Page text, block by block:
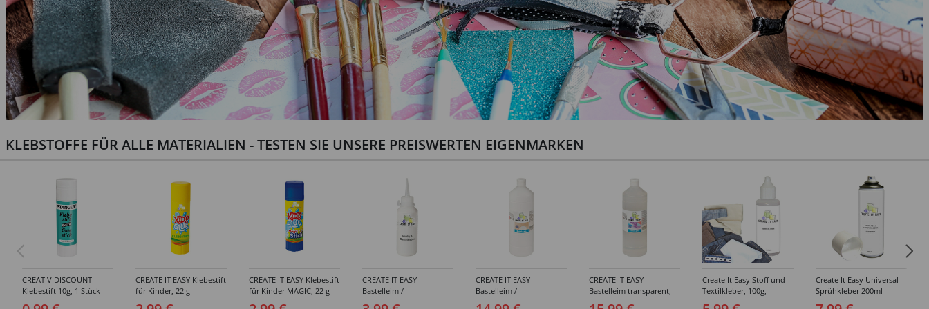
KLEBSTOFFE FÜR ALLE MATERIALIEN - TESTEN SIE UNSERE PREISWERTEN EIGENMARKEN
CREATIV DISCOUNT
Klebestift 10g, 1 Stück
CREATE IT EASY Klebestift
für Kinder, 22 g
CREATE IT EASY Klebestift
für Kinder MAGIC, 22 g
CREATE IT EASY
Bastelleim /
Buchbinderleim, 100 ml
CREATE IT EASY
Bastelleim /
Buchbinderleim, 1000 ml
CREATE IT EASY
Bastelleim transparent,
ohne Lösungsmittel,
Create It Easy Stoff und
Textilkleber, 100g,
Kunststoffflasche mit
Create It Easy Universal-
Sprühkleber 200ml
(permanent)